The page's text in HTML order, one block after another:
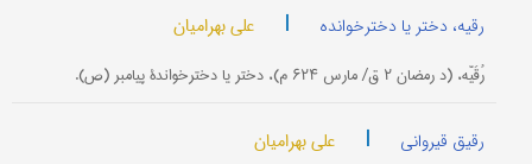
رقیه، دختر یا دخترخوانده | علی بهرامیان
رُقَیّه، (د رمضان ۲ ق/ مارس ۶۲۴ م)، دختر یا دخترخواندۀ پیامبر (ص).
رقیق قیروانی | علی بهرامیان